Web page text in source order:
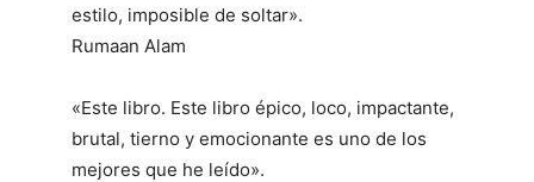
estilo, imposible de soltar».
Rumaan Alam
«Este libro. Este libro épico, loco, impactante,
brutal, tierno y emocionante es uno de los
mejores que he leído».